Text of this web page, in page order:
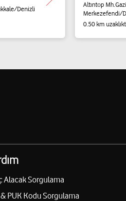
Denizli
Altıntop
Merkezefendi/
0.50 km
Alacak Sorgulama
PUK Kodu Sorgulama